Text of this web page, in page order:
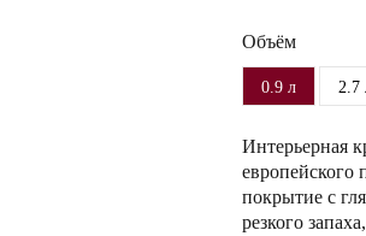
Объём
0.9 л 2.7
Интерьерная
европейского
покрытие с
резкого